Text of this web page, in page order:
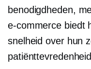
benodigdheden,
e-commerce biedt
snelheid over hun